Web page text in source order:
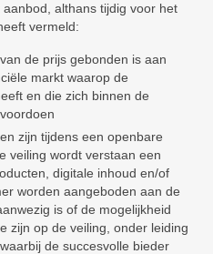
althans tijdig voor het
vermeld:
de prijs gebonden is aan
markt waarop de
en die zich binnen de
zijn tijdens een openbare
veiling wordt verstaan een
digitale inhoud en/of
worden aangeboden aan de
is of de mogelijkheid
zijn op de veiling, onder leiding
de succesvolle bieder